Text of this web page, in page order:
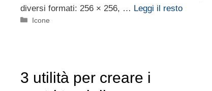
diversi formati: 256 × 256, … Leggi il resto
Categorie
Icone
3 utilità per creare i